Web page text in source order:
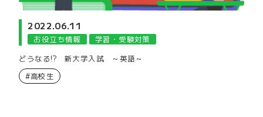
2022.06.11
お役立ち情報
学習・受験対策
どうなる!? 新大学入試 ～英語～
#高校生